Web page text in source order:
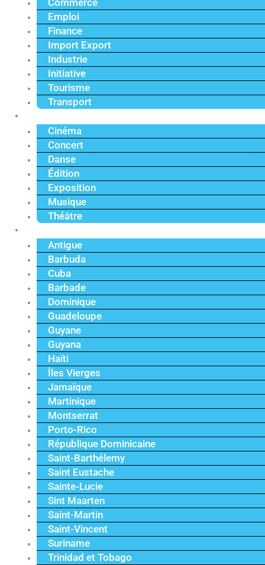
Commerce
Emploi
Finance
Import Export
Industrie
Initiative
Tourisme
Transport
Cinéma
Concert
Danse
Édition
Exposition
Musique
Théâtre
Antigue
Barbuda
Cuba
Barbade
Dominique
Guadeloupe
Guyane
Guyana
Haïti
Îles Vierges
Jamaïque
Martinique
Montserrat
Porto-Rico
République Dominicaine
Saint-Barthélemy
Saint Eustache
Sainte-Lucie
Sint Maarten
Saint-Martin
Saint-Vincent
Suriname
Trinidad et Tobago